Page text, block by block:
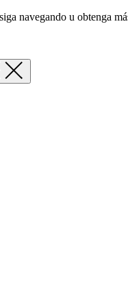
navegando u obtenga